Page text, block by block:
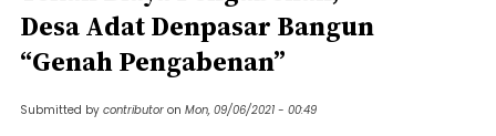
Desa Adat Denpasar Bangun
“Genah Pengabenan”
Submitted by contributor on Mon, 09/06/2021 - 00:49